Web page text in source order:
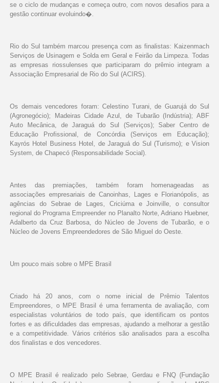
se o ciclo de mudanças e começa outro, com novos desafios para a
gestão continuar evoluindo�.
Rio do Sul também marcou presença com as finalistas: Kaizenmach
Serviços de Usinagem e Solda em Geral e Feirão da Limpeza. Todas
as empresas riossulenses que participaram do prêmio integram a
Associação Empresarial de Rio do Sul (ACIRS).
Os demais vencedores foram: Celestino Turani, de Guarujá do Sul
(Agronegócio); Madeiras Cidade Azul, de Tubarão (Indústria); ABF
Auto Mecânica, de Jaraguá do Sul (Serviços); Saber Centro de
Educação Profissional, de Concórdia (Serviços em Educação);
Kayrós Hotel Business Hotel, de Jaraguá do Sul (Turismo); e Vision
System, de Chapecó (Responsabilidade Social).
Antes das premiações, também foram homenageadas as
associações empresariais de Canoinhas, Lages e Florianópolis, as
agências do Sebrae de Lages, Criciúma e Joinville, o consultor
regional do Programa Empreender no Planalto Norte, Adriano Huebner,
Adalberto da Cruz Barbosa, do Núcleo de Jovens de Tubarão, e o
Núcleo de Jovens Empreendedores de São Miguel do Oeste.
Um pouco mais sobre o MPE Brasil
Criado há 20 anos, com o nome inicial de Prêmio Talentos
Empreendores, o MPE Brasil é uma ferramenta de avaliação, com
especialistas voluntários de todo país, que identificam os pontos
fortes e as dificuldades das empresas, ajudando a melhorar a gestão
e a competitividade. Vários critérios são analisados para a escolha
dos finalistas e dos vencedores.
O MPE Brasil é realizado pelo Sebrae, Gerdau e FNQ (Fundação